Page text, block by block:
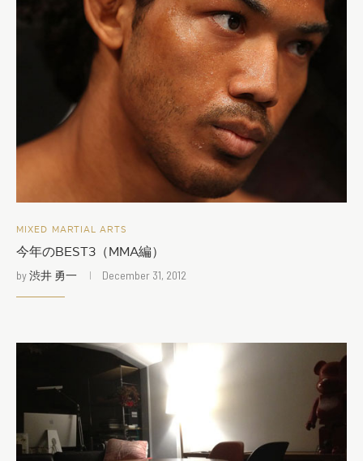
MIXED MARTIAL ARTS
今年のBEST3（MMA編）
by渋井 勇一 December 31, 2012